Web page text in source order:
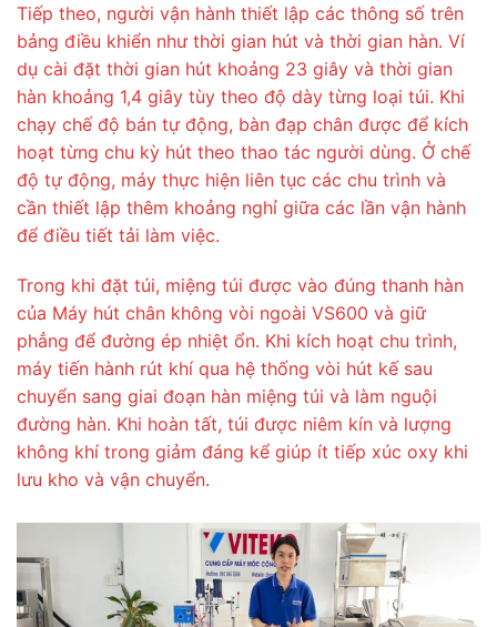
Tiếp theo, người vận hành thiết lập các thông số trên
bảng điều khiển như thời gian hút và thời gian hàn. Ví
dụ cài đặt thời gian hút khoảng 23 giây và thời gian
hàn khoảng 1,4 giây tùy theo độ dày từng loại túi. Khi
chạy chế độ bán tự động, bàn đạp chân được để kích
hoạt từng chu kỳ hút theo thao tác người dùng. Ở chế
độ tự động, máy thực hiện liên tục các chu trình và
cần thiết lập thêm khoảng nghỉ giữa các lần vận hành
để điều tiết tải làm việc.
Trong khi đặt túi, miệng túi được vào đúng thanh hàn
của Máy hút chân không vòi ngoài VS600 và giữ
phẳng để đường ép nhiệt ổn. Khi kích hoạt chu trình,
máy tiến hành rút khí qua hệ thống vòi hút kế sau
chuyển sang giai đoạn hàn miệng túi và làm nguội
đường hàn. Khi hoàn tất, túi được niêm kín và lượng
không khí trong giảm đáng kể giúp ít tiếp xúc oxy khi
lưu kho và vận chuyển.